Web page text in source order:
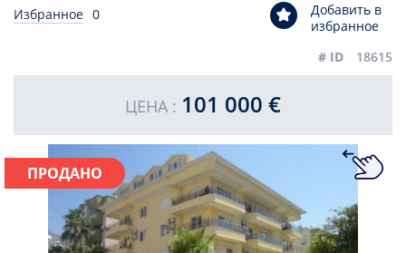
Избранное 0
Добавить в
избранное
# ID
18615
ЦЕНА : 101 000 €
ПРОДАНО